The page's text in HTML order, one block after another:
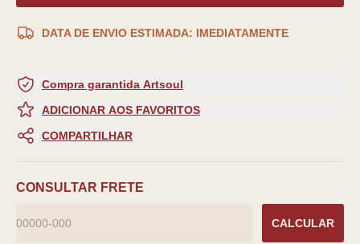
DATA DE ENVIO ESTIMADA: IMEDIATAMENTE
Compra garantida Artsoul
ADICIONAR AOS FAVORITOS
COMPARTILHAR
CONSULTAR FRETE
CALCULAR